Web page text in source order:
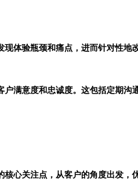
体验瓶颈和痛点，进而针对性地
满意度和忠诚度。这包括定期沟
心关注点，从客户的角度出发，